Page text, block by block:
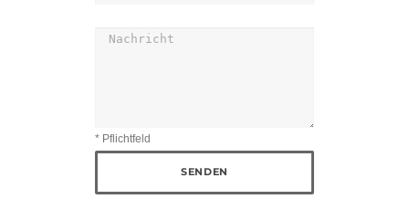
* Pflichtfeld